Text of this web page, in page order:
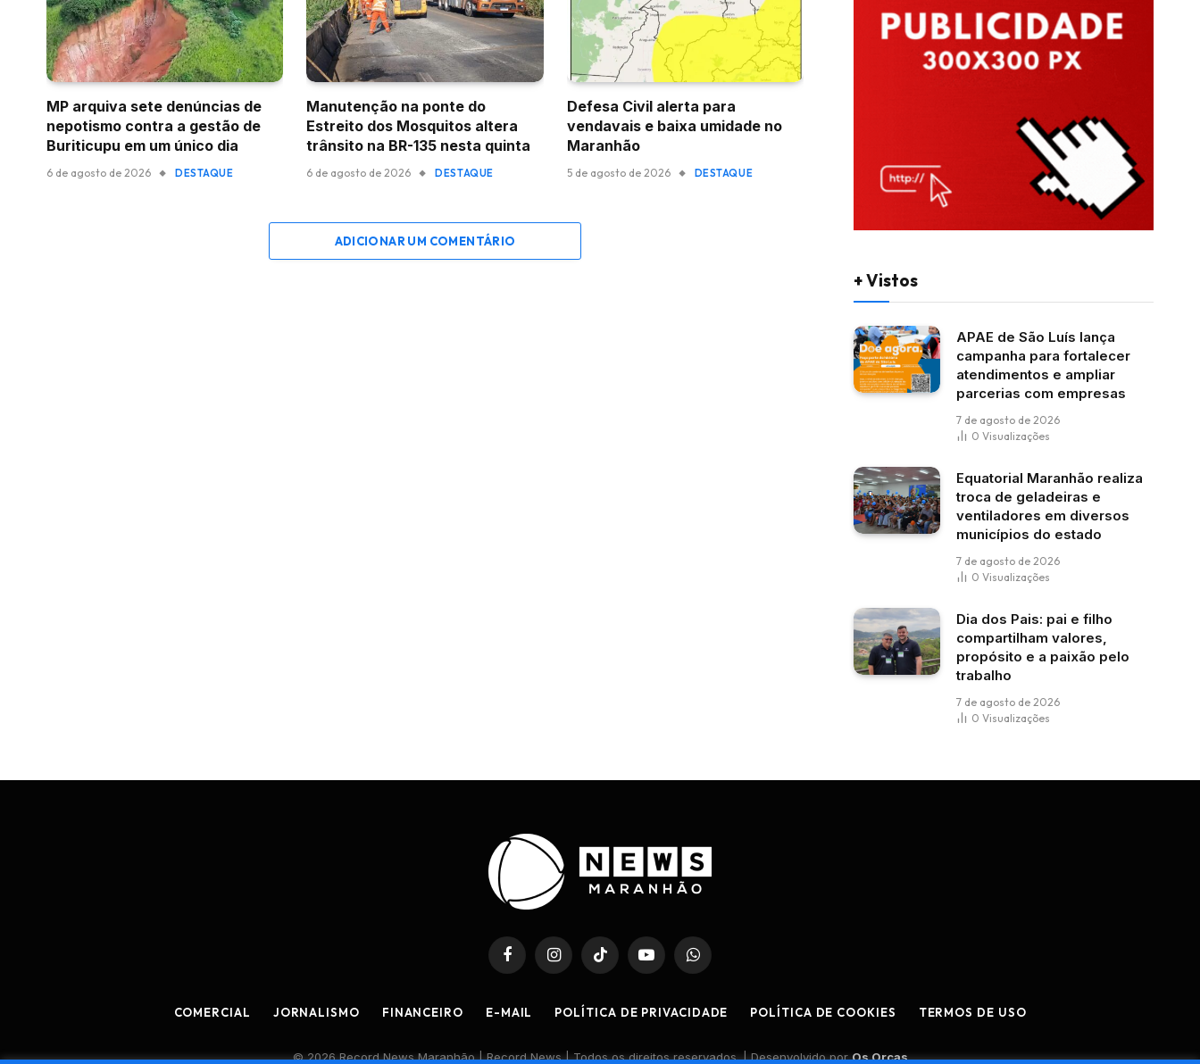
MP arquiva sete denúncias de
nepotismo contra a gestão de
Buriticupu em um único dia
6 de agosto de 2026 DESTAQUE
Manutenção na ponte do
Estreito dos Mosquitos altera
trânsito na BR-135 nesta quinta
6 de agosto de 2026 DESTAQUE
Defesa Civil alerta para
vendavais e baixa umidade no
Maranhão
5 de agosto de 2026 DESTAQUE
ADICIONAR UM COMENTÁRIO
+ Vistos
APAE de São Luís lança
campanha para fortalecer
atendimentos e ampliar
parcerias com empresas
7 de agosto de 2026
0 Visualizações
Equatorial Maranhão realiza
troca de geladeiras e
ventiladores em diversos
municípios do estado
7 de agosto de 2026
0 Visualizações
Dia dos Pais: pai e filho
compartilham valores,
propósito e a paixão pelo
trabalho
7 de agosto de 2026
0 Visualizações
FacebookInstagramTikTok YouTubeWhatsApp
COMERCIAL JORNALISMO FINANCEIRO E-MAIL POLÍTICA DE PRIVACIDADE POLÍTICA DE COOKIES TERMOS DE USO
© 2026 Record News Maranhão | Record News | Todos os direitos reservados. | Desenvolvido porOs Orcas